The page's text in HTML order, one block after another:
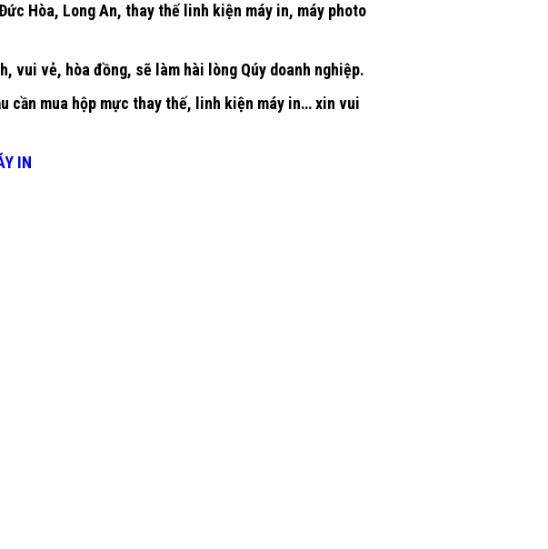
Hòa, Long An, thay thế linh kiện máy in, máy photo
vui vẻ, hòa đồng, sẽ làm hài lòng Qúy doanh nghiệp.
cần mua hộp mực thay thế, linh kiện máy in… xin vui
IN